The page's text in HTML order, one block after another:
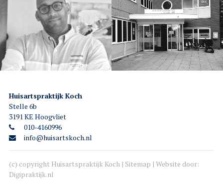
Huisartspraktijk Koch
Stelle 6b
3191 KE Hoogvliet
010-4160996
info@huisartskoch.nl
(c) copyright Huisartspraktijk Koch | Sitemap | Website door:
Digipraktijk.nl